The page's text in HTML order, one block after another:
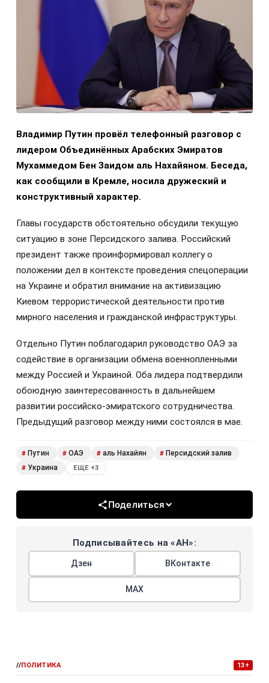
Владимир Путин провёл телефонный разговор с
лидером Объединённых Арабских Эмиратов
Мухаммедом Бен Заидом аль Нахайяном. Беседа,
как сообщили в Кремле, носила дружеский и
конструктивный характер.
Главы государств обстоятельно обсудили текущую
ситуацию в зоне Персидского залива. Российский
президент также проинформировал коллегу о
положении дел в контексте проведения спецоперации
на Украине и обратил внимание на активизацию
Киевом террористической деятельности против
мирного населения и гражданской инфраструктуры.
Отдельно Путин поблагодарил руководство ОАЭ за
содействие в организации обмена военнопленными
между Россией и Украиной. Оба лидера подтвердили
обоюдную заинтересованность в дальнейшем
развитии российско-эмиратского сотрудничества.
Предыдущий разговор между ними состоялся в мае.
# Путин # ОАЭ # аль Нахайян # Персидский залив
# Украина ЕЩЕ +3
Поделиться
Подписывайтесь на «АН»:
Дзен ВКонтакте
МАХ
//ПОЛИТИКА 13+